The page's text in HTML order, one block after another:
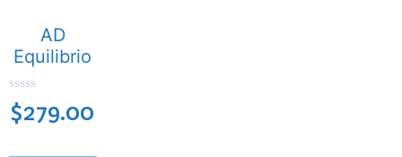
AD
Equilibrio
0
d
$279.00